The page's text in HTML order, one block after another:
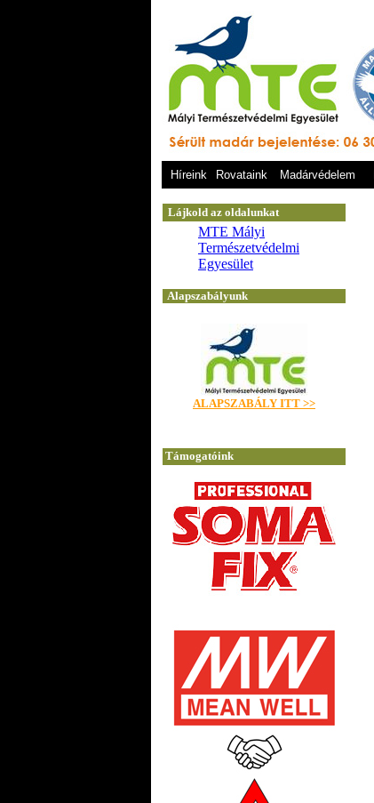
Híreink Rovataink Madárvédelem